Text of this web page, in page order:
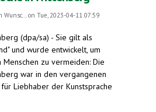
Wunsc...on Tue, 2023-04-11 07:59
(dpa/sa) - Sie gilt als
und wurde entwickelt, um
Menschen zu vermeiden: Die
war in den vergangenen
Liebhaber der Kunstsprache